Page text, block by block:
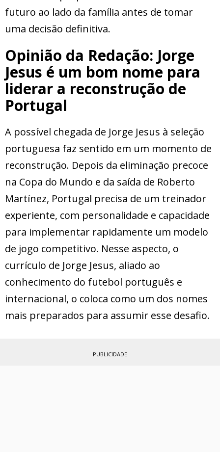
futuro ao lado da família antes de tomar
uma decisão definitiva.
Opinião da Redação: Jorge
Jesus é um bom nome para
liderar a reconstrução de
Portugal
A possível chegada de Jorge Jesus à seleção
portuguesa faz sentido em um momento de
reconstrução. Depois da eliminação precoce
na Copa do Mundo e da saída de Roberto
Martínez, Portugal precisa de um treinador
experiente, com personalidade e capacidade
para implementar rapidamente um modelo
de jogo competitivo. Nesse aspecto, o
currículo de Jorge Jesus, aliado ao
conhecimento do futebol português e
internacional, o coloca como um dos nomes
mais preparados para assumir esse desafio.
PUBLICIDADE